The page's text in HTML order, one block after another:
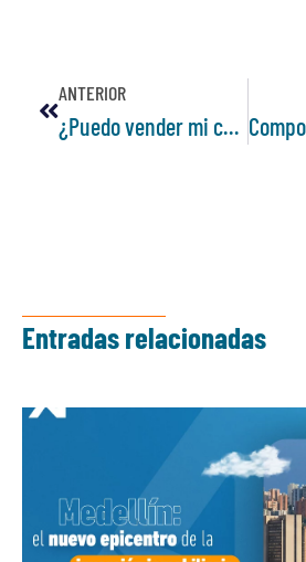
ANTERIOR
¿Puedo vender mi casa si tengo leasing habitacional?
Entradas relacionadas